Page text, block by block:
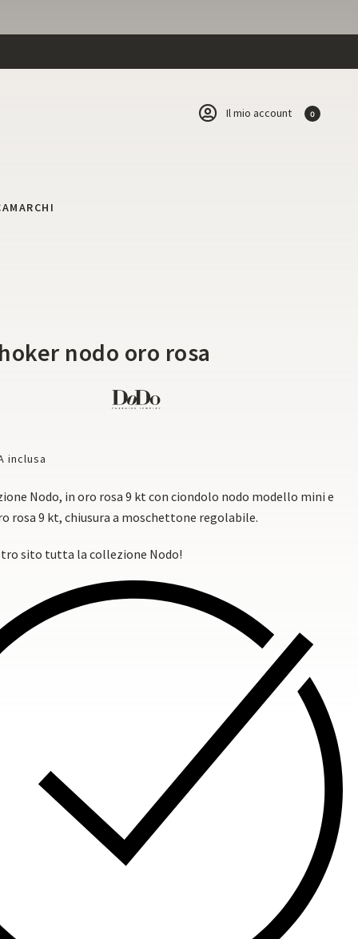
Il mio account 0
MARCHI
nodo oro rosa
inclusa
Nodo, in oro rosa 9 kt con ciondolo nodo modello mini e
rosa 9 kt, chiusura a moschettone regolabile.
sito tutta la collezione Nodo!